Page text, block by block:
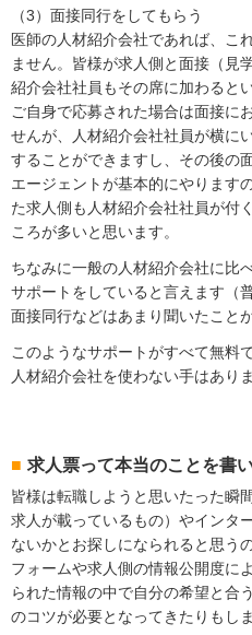
（3）面接同行をしてもらう
医師の人材紹介会社であれば、こ
ません。皆様が求人側と面接（見
紹介会社社員もその席に加わると
ご自身で応募された場合は面接に
せんが、人材紹介会社社員が横に
することができますし、その後の
エージェントが基本的にやります
た求人側も人材紹介会社社員が付
ころが多いと思います。
ちなみに一般の人材紹介会社に比
サポートをしていると言えます（
面接同行などはあまり聞いたこと
このようなサポートがすべて無料
人材紹介会社を使わない手はありま
求人票って本当のことを書
皆様は転職しようと思いたった瞬
求人が載っているもの）やインタ
ないかとお探しになられると思う
フォームや求人側の情報公開度に
られた情報の中で自分の希望と合
のコツが必要となってきたりもしま